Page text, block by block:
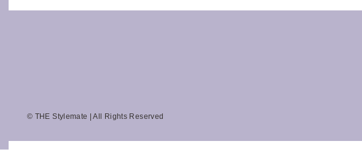
© THE Stylemate | All Rights Reserved